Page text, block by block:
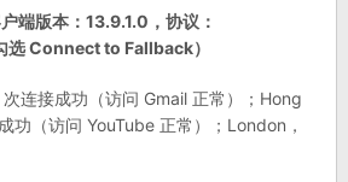
端版本：13.9.1.0，协议：
Connect to Fallback）
连接成功（访问 Gmail 正常）；Hong
功（访问 YouTube 正常）；London，